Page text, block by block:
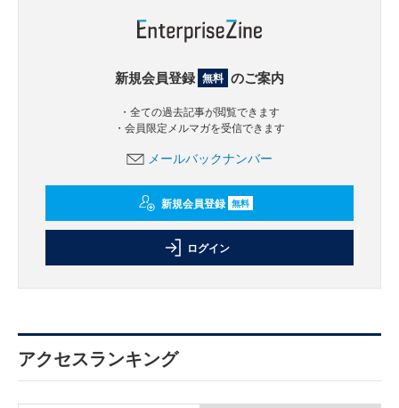
新規会員登録 無料 のご案内
・全ての過去記事が閲覧できます
・会員限定メルマガを受信できます
メールバックナンバー
新規会員登録 無料
ログイン
アクセスランキング